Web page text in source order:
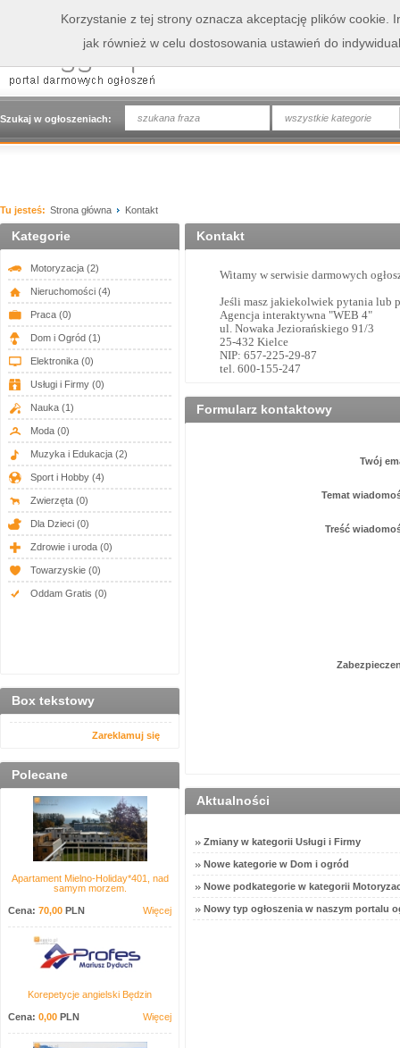
Szukaj w ogłoszeniach: wszystkie kategorie
Tu jesteś: Strona główna Kontakt
Kategorie
Motoryzacja (2)
Nieruchomości (4)
Praca (0)
Dom i Ogród (1)
Elektronika (0)
Usługi i Firmy (0)
Nauka (1)
Moda (0)
Muzyka i Edukacja (2)
Sport i Hobby (4)
Zwierzęta (0)
Dla Dzieci (0)
Zdrowie i uroda (0)
Towarzyskie (0)
Oddam Gratis (0)
Box tekstowy
Zareklamuj się
Polecane
Apartament Mielno-Holiday*401, nad
samym morzem.
Cena: 70,00 PLN Więcej
Korepetycje angielski Będzin
Cena: 0,00 PLN Więcej
Kontakt
Witamy w serwisie darmowych
Jeśli masz jakiekolwiek pytania lub
Agencja interaktywna "WEB 4"
ul. Nowaka Jeziorańskiego 91/3
25-432 Kielce
NIP: 657-225-29-87
tel. 600-155-247
Formularz kontaktowy
Twój
Temat
Treść
Aktualności
Zmiany w kategorii Usługi i Firmy
Nowe kategorie w Dom i ogród
Nowe podkategorie w kategorii
Nowy typ ogłoszenia w naszym portalu
Korzystanie z tej strony oznacza akceptację plików cookie.
jak również w celu dostosowania ustawień do